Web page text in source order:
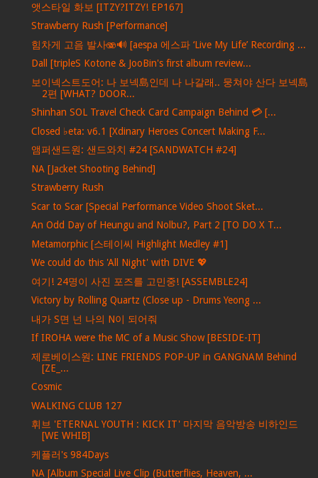
앳스타일 화보 [ITZY?ITZY! EP167]
Strawberry Rush [Performance]
힘차게 고음 발사🫨🔊 [aespa 에스파 ‘Live My Life’ Recording ...
Dall [tripleS Kotone & JooBin's first album review...
보이넥스트도어: 나 보넥島인데 나 나갈래.. 뭉쳐야 산다 보넥島
2편 [WHAT? DOOR...
Shinhan SOL Travel Check Card Campaign Behind 💳 [...
Closed ♭eta: v6.1 [Xdinary Heroes Concert Making F...
앰퍼샌드원: 샌드와치 #24 [SANDWATCH #24]
NA [Jacket Shooting Behind]
Strawberry Rush
Scar to Scar [Special Performance Video Shoot Sket...
An Odd Day of Heungu and Nolbu?, Part 2 [TO DO X T...
Metamorphic [스테이씨 Highlight Medley #1]
We could do this 'All Night' with DIVE 💖
여기! 24명이 사진 포즈를 고민중! [ASSEMBLE24]
Victory by Rolling Quartz (Close up - Drums Yeong ...
내가 S면 넌 나의 N이 되어줘
If IROHA were the MC of a Music Show [BESIDE-IT]
제로베이스원: LINE FRIENDS POP-UP in GANGNAM Behind
[ZE_...
Cosmic
WALKING CLUB 127
휘브 'ETERNAL YOUTH : KICK IT' 마지막 음악방송 비하인드
[WE WHIB]
케플러's 984Days
NA [Album Special Live Clip (Butterflies, Heaven, ...